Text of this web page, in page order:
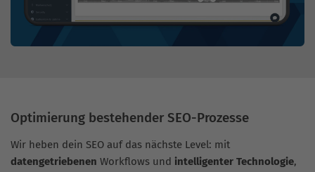
Optimierung bestehender SEO-Prozesse
Wir heben dein SEO auf das nächste Level: mit
datengetriebenen Workflows und intelligenter Technologie,